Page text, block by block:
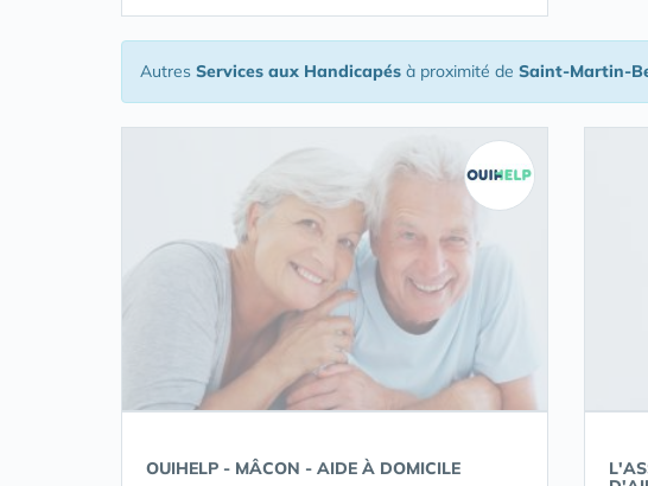
Autres Services aux Handicapés à proximité de Saint-Martin-
OUIHELP - MÂCON - AIDE À DOMICILE